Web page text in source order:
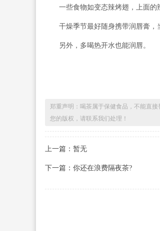
一些食物如变态辣烤翅，上面的辣
干燥季节最好随身携带润唇膏，
另外，多喝热开水也能润唇。
郑重声明：喝茶属于保健食品，不能直
您的版权，请联系我们处理！
上一篇：暂无
下一篇：你还在浪费隔夜茶?